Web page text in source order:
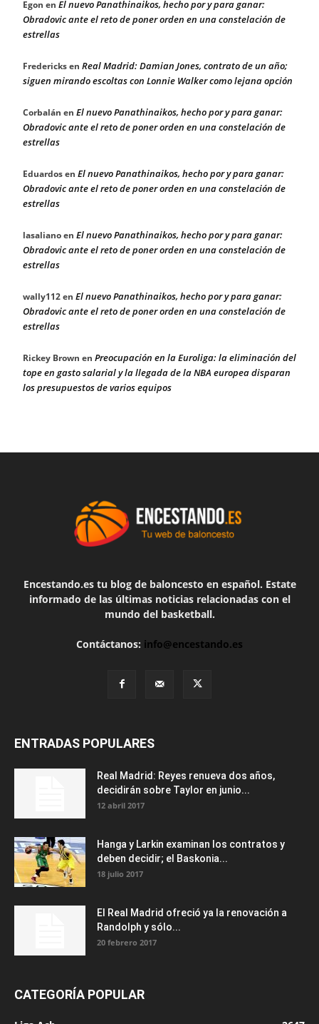
Egon en El nuevo Panathinaikos, hecho por y para ganar:
Obradovic ante el reto de poner orden en una constelación de
estrellas
Fredericksen Real Madrid: Damian Jones, contrato de un año;
siguen mirando escoltas con Lonnie Walker como lejana opción
Corbalán en El nuevo Panathinaikos, hecho por y para ganar:
Obradovic ante el reto de poner orden en una constelación de
estrellas
Eduardosen El nuevo Panathinaikos, hecho por y para ganar:
Obradovic ante el reto de poner orden en una constelación de
estrellas
lasalianoen El nuevo Panathinaikos, hecho por y para ganar:
Obradovic ante el reto de poner orden en una constelación de
estrellas
wally112en El nuevo Panathinaikos, hecho por y para ganar:
Obradovic ante el reto de poner orden en una constelación de
estrellas
Rickey Brown en Preocupación en la Euroliga: la eliminación del
tope en gasto salarial y la llegada de la NBA europea disparan
los presupuestos de varios equipos
Encestando.es tu blog de baloncesto en español. Estate
informado de las últimas noticias relacionadas con el
mundo del basketball.
Contáctanos: info@encestando.es
ENTRADAS POPULARES
Real Madrid: Reyes renueva dos años,
decidirán sobre Taylor en junio...
12 abril 2017
Hanga y Larkin examinan los contratos y
deben decidir; el Baskonia...
18 julio 2017
El Real Madrid ofreció ya la renovación a
Randolph y sólo...
20 febrero 2017
CATEGORÍA POPULAR